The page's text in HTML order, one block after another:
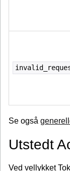
Se også
Utstedt
Ved vellykket